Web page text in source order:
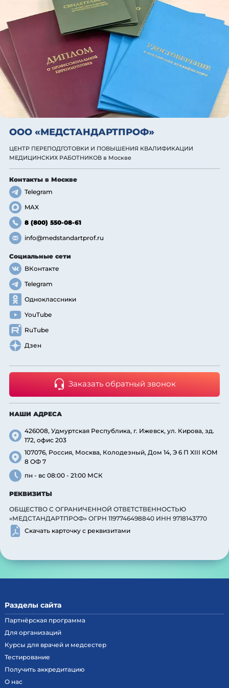
ООО «МЕДСТАНДАРТПРОФ»
ЦЕНТР ПЕРЕПОДГОТОВКИ И ПОВЫШЕНИЯ КВАЛИФИКАЦИИ
МЕДИЦИНСКИХ РАБОТНИКОВ в Москве
Контакты в Москве
Telegram
MAX
8 (800) 550-08-61
info@medstandartprof.ru
Социальные сети
ВКонтакте
Telegram
Одноклассники
YouTube
RuTube
Дзен
Заказать обратный звонок
НАШИ АДРЕСА
426008, Удмуртская Республика, г. Ижевск, ул. Кирова, зд.
172, офис 203
107076, Россия, Москва, Колодезный, Дом 14, Э 6 П XIII КОМ
8 ОФ 7
пн - вс 08:00 - 21:00 МСК
РЕКВИЗИТЫ
ОБЩЕСТВО С ОГРАНИЧЕННОЙ ОТВЕТСТВЕННОСТЬЮ
«МЕДСТАНДАРТПРОФ» ОГРН 1197746498840 ИНН 9718143770
Скачать карточку с реквизитами
Разделы сайта
Партнёрская программа
Для организаций
Курсы для врачей и медсестер
Тестирование
Получить аккредитацию
О нас